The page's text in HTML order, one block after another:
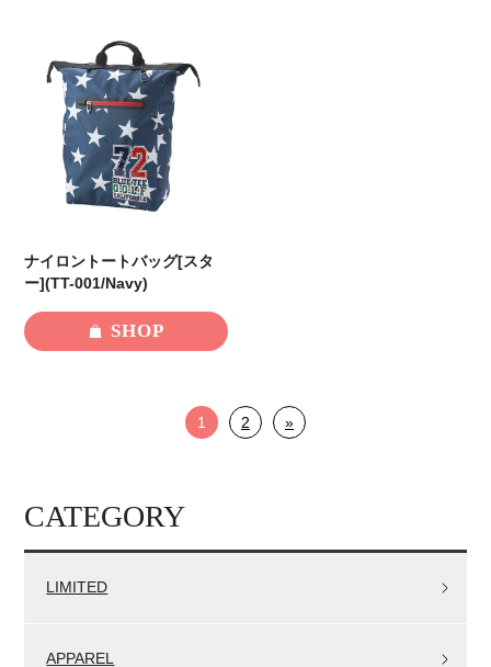
ナイロントートバッグ[スタ
ー](TT-001/Navy)
SHOP
1 2 »
CATEGORY
LIMITED
APPAREL